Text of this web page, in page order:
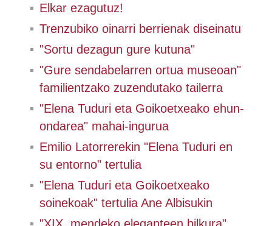
Elkar ezagutuz!
Trenzubiko oinarri berrienak diseinatu
"Sortu dezagun gure kutuna"
"Gure sendabelarren ortua museoan"
familientzako zuzendutako tailerra
"Elena Tuduri eta Goikoetxeako ehun-
ondarea" mahai-ingurua
Emilio Latorrerekin "Elena Tuduri en
su entorno" tertulia
"Elena Tuduri eta Goikoetxeako
soinekoak" tertulia Ane Albisukin